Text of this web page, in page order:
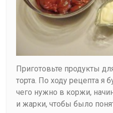
Приготовьте продукты
торта. По ходу рецепта я
чего нужно в коржи,
и жарки, чтобы было